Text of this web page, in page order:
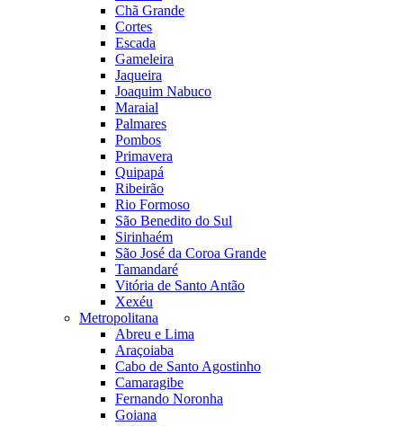
Chã Grande
Cortes
Escada
Gameleira
Jaqueira
Joaquim Nabuco
Maraial
Palmares
Pombos
Primavera
Quipapá
Ribeirão
Rio Formoso
São Benedito do Sul
Sirinhaém
São José da Coroa Grande
Tamandaré
Vitória de Santo Antão
Xexéu
Metropolitana
Abreu e Lima
Araçoiaba
Cabo de Santo Agostinho
Camaragibe
Fernando Noronha
Goiana